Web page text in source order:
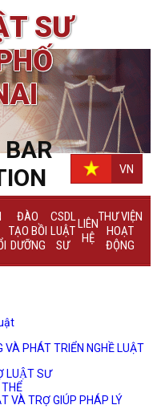
SƯ
BAR
VN
ĐÀO
TẠO BỒI
DƯỠNG
CSDL
LUẬT
SƯ
LIÊN
HỆ
THƯ VIỆN
HOẠT
ĐỘNG
VÀ PHÁT TRIỂN NGHỀ LUẬT
LUẬT SƯ
VÀ TRỢ GIÚP PHÁP LÝ